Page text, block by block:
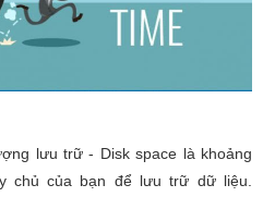
lưu trữ - Disk space là khoảng
chủ của bạn để lưu trữ dữ liệu.